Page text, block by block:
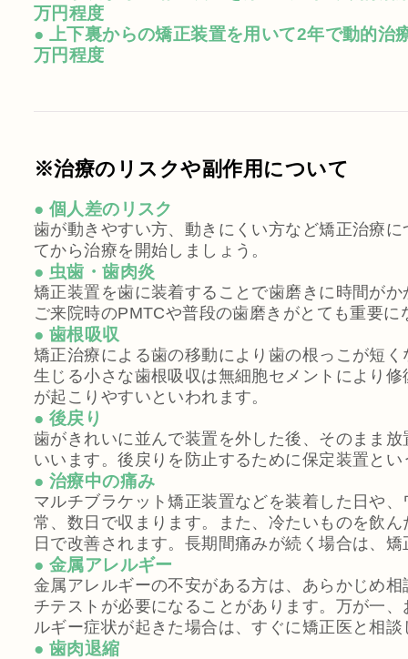
万円程度
● 上下裏からの矯正装置を用いて2年で動的治
万円程度
※治療のリスクや副作用について
● 個人差のリスク
歯が動きやすい方、動きにくい方など矯正治療
てから治療を開始しましょう。
● 虫歯・歯肉炎
矯正装置を歯に装着することで歯磨きに時間が
ご来院時のPMTCや普段の歯磨きがとても重要に
● 歯根吸収
矯正治療による歯の移動により歯の根っこが短
生じる小さな歯根吸収は無細胞セメントにより
が起こりやすいといわれます。
● 後戻り
歯がきれいに並んで装置を外した後、そのまま
いいます。後戻りを防止するために保定装置と
● 治療中の痛み
マルチブラケット矯正装置などを装着した日や
常、数日で収まります。また、冷たいものを飲
日で改善されます。長期間痛みが続く場合は、
● 金属アレルギー
金属アレルギーの不安がある方は、あらかじめ
チテストが必要になることがあります。万が一
ルギー症状が起きた場合は、すぐに矯正医と相
● 歯肉退縮